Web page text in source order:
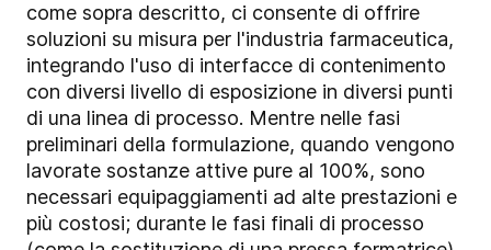
come sopra descritto, ci consente di offrire
soluzioni su misura per l'industria farmaceutica,
integrando l'uso di interfacce di contenimento
con diversi livello di esposizione in diversi punti
di una linea di processo. Mentre nelle fasi
preliminari della formulazione, quando vengono
lavorate sostanze attive pure al 100%, sono
necessari equipaggiamenti ad alte prestazioni e
più costosi; durante le fasi finali di processo